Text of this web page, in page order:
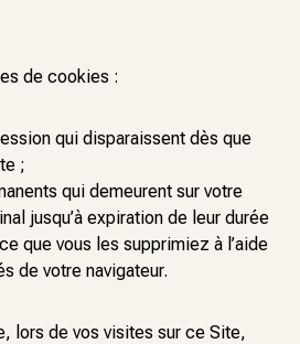
de cookies :
qui disparaissent dès que
;
qui demeurent sur votre
jusqu’à expiration de leur durée
que vous les supprimiez à l’aide
de votre navigateur.
lors de vos visites sur ce Site,